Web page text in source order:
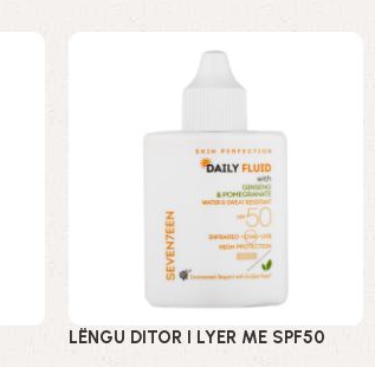
LËNGU DITOR I LYER ME SPF50